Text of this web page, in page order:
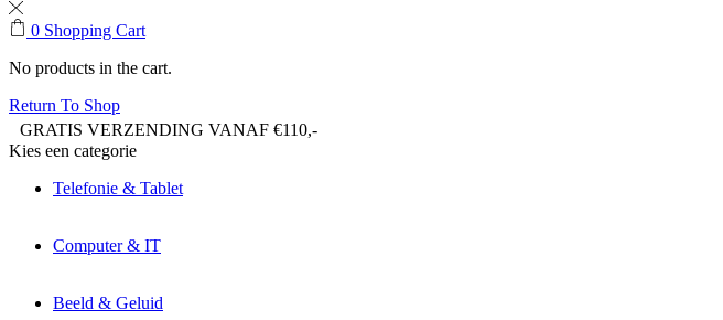
0 Shopping Cart
No products in the cart.
Return To Shop
GRATIS VERZENDING VANAF €110,-
Kies een categorie
Telefonie & Tablet
Computer & IT
Beeld & Geluid